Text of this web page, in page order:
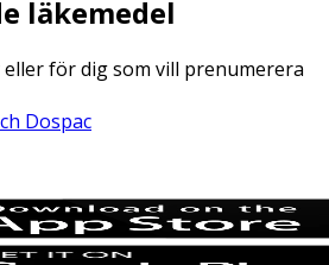
läkemedel
för dig som vill prenumerera
Dospac